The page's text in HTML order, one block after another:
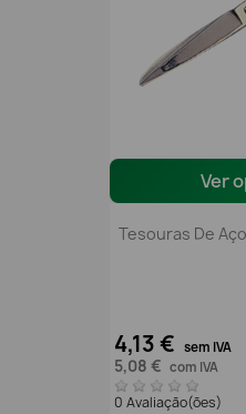
Ver
Tesouras De
4,13 € sem IVA
5,08 € com IVA
0 Avaliação(ões)